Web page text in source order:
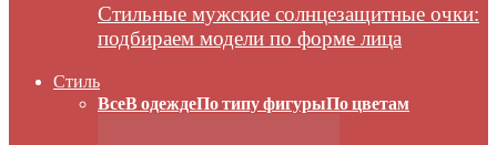
Стильные мужские солнцезащитные очки:
подбираем модели по форме лица
Стиль
ВсеВ одеждеПо типу фигурыПо цветам